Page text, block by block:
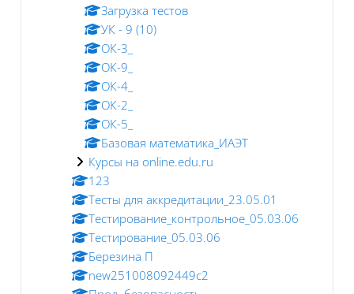
Загрузка тестов
УК - 9 (10)
ОК-3_
ОК-9_
ОК-4_
ОК-2_
ОК-5_
Базовая математика_ИАЭТ
Курсы на online.edu.ru
123
Тесты для аккредитации_23.05.01
Тестирование_контрольное_05.03.06
Тестирование_05.03.06
Березина П
new251008092449c2